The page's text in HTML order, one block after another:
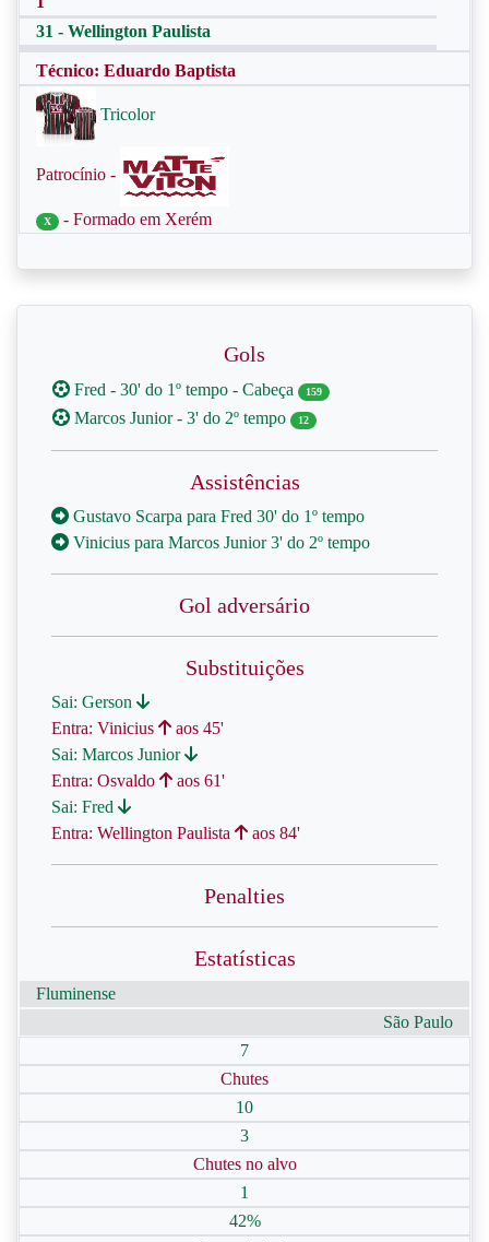
31 - Wellington Paulista
Técnico: Eduardo Baptista
Tricolor
Patrocínio -
X - Formado em Xerém
Gols
Fred - 30' do 1º tempo - Cabeça 159
Marcos Junior - 3' do 2º tempo 12
Assistências
Gustavo Scarpa para Fred 30' do 1º tempo
Vinicius para Marcos Junior 3' do 2º tempo
Gol adversário
Substituições
Sai: Gerson
Entra: Vinicius
aos 45'
Sai: Marcos Junior
Entra: Osvaldo
aos 61'
Sai: Fred
Entra: Wellington Paulista
aos 84'
Penalties
Estatísticas
Fluminense
São Paulo
7
Chutes
10
3
Chutes no alvo
1
42%